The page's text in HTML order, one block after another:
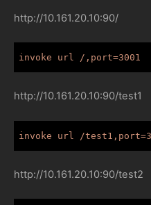
http://10.161.20.10:90/
http://10.161.20.10:90/test1
http://10.161.20.10:90/test2